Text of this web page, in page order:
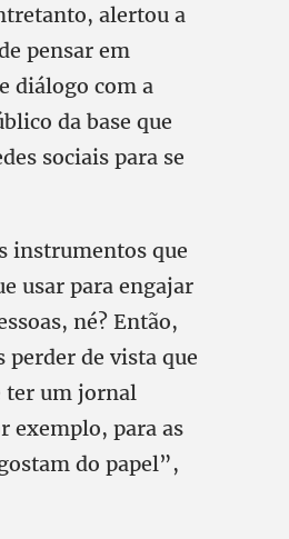
alertou a
pensar em
diálogo com a
da base que
sociais para se
instrumentos que
usar para engajar
né? Então,
perder de vista que
ter um jornal
exemplo, para as
do papel”,